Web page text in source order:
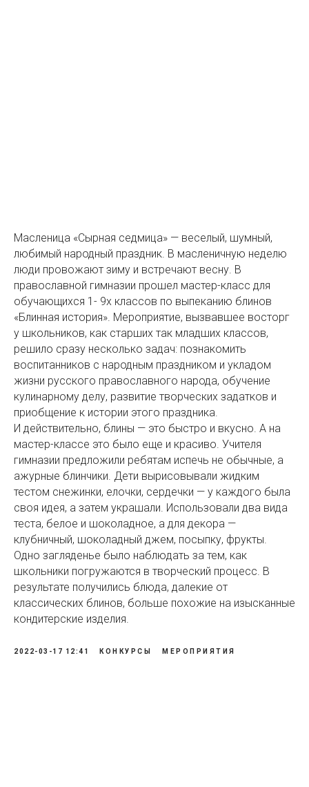
Масленица «Сырная седмица» — веселый, шумный,
любимый народный праздник. В масленичную неделю
люди провожают зиму и встречают весну. В
православной гимназии прошел мастер-класс для
обучающихся 1- 9х классов по выпеканию блинов
«Блинная история». Мероприятие, вызвавшее восторг
у школьников, как старших так младших классов,
решило сразу несколько задач: познакомить
воспитанников с народным праздником и укладом
жизни русского православного народа, обучение
кулинарному делу, развитие творческих задатков и
приобщение к истории этого праздника.
И действительно, блины — это быстро и вкусно. А на
мастер-классе это было еще и красиво. Учителя
гимназии предложили ребятам испечь не обычные, а
ажурные блинчики. Дети вырисовывали жидким
тестом снежинки, елочки, сердечки — у каждого была
своя идея, а затем украшали. Использовали два вида
теста, белое и шоколадное, а для декора —
клубничный, шоколадный джем, посыпку, фрукты.
Одно загляденье было наблюдать за тем, как
школьники погружаются в творческий процесс. В
результате получились блюда, далекие от
классических блинов, больше похожие на изысканные
кондитерские изделия.
2022-03-17 12:41 КОНКУРСЫ МЕРОПРИЯТИЯ